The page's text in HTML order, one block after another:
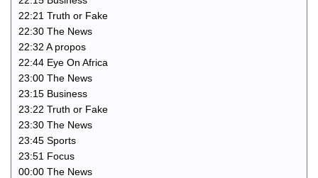
22:21 Truth or Fake
22:30 The News
22:32 A propos
22:44 Eye On Africa
23:00 The News
23:15 Business
23:22 Truth or Fake
23:30 The News
23:45 Sports
23:51 Focus
00:00 The News